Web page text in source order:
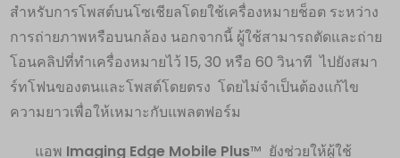
สำหรับการโพสต์บนโซเชียลโดยใช้เครื่องหมายช็อต ระหว่าง
การถ่ายภาพหรือบนกล้อง นอกจากนี้ ผู้ใช้สามารถตัดและถ่าย
โอนคลิปที่ทำเครื่องหมายไว้ 15, 30 หรือ 60 วินาที ไปยังสมา
ร์ทโฟนของตนและโพสต์โดยตรง โดยไม่จำเป็นต้องแก้ไข
ความยาวเพื่อให้เหมาะกับแพลตฟอร์ม
แอพ Imaging Edge Mobile Plus™ ยังช่วยให้ผู้ใช้